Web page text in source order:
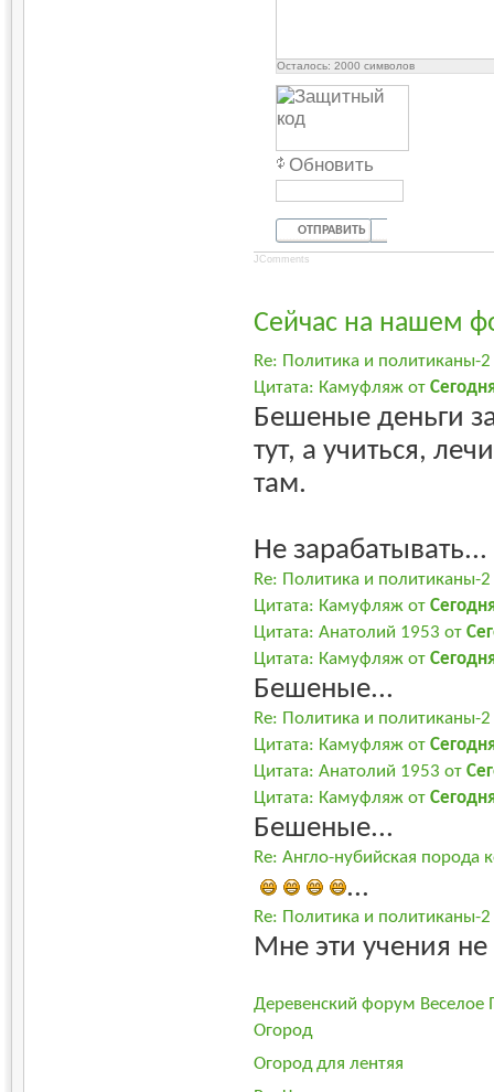
Осталось: 2000 символов
Обновить
ОТПРАВИТЬ
JComments
Сейчас на нашем
Re: Политика и политиканы-2
Цитата: Камуфляж от
Бешеные деньги
тут, а учиться,
там.
Не зарабатывать...
Re: Политика и политиканы-2
Цитата: Камуфляж от
Цитата: Анатолий 1953 от
Цитата: Камуфляж от
Бешеные...
Re: Политика и политиканы-2
Цитата: Камуфляж от
Цитата: Анатолий 1953 от
Цитата: Камуфляж от
Бешеные...
Re: Англо-нубийская порода
...
Re: Политика и политиканы-2
Мне эти учения
Деревенский форум
Огород
Огород для лентяя